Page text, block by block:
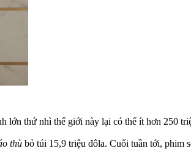
lớn thứ nhì thế giới này lại có thể ít hơn 250
thù bỏ túi 15,9 triệu đôla. Cuối tuần tới, phim